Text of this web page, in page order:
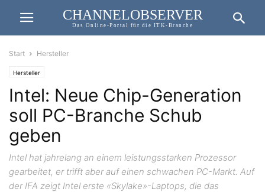
CHANNELOBSERVER
Das Online-Portal für die ITK-Branche
Start Hersteller
Hersteller
Intel: Neue Chip-Generation
soll PC-Branche Schub
geben
Intel hat jahrelang an einem leistungsstarken Prozessor
gearbeitet, er trifft aber auf einen schwachen PC-Markt. Auf
der IFA zeigt Intel erste «Skylake»-Laptops, die das